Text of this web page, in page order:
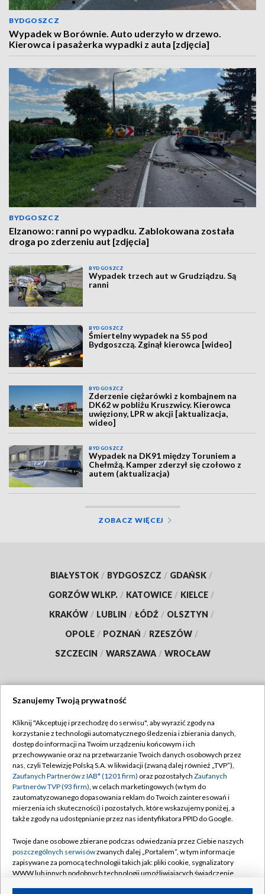
BYDGOSZCZ
Wypadek w Borównie. Auto uderzyło w drzewo.
Kierowca i pasażerka wypadki z auta [zdjęcia]
BYDGOSZCZ
Elzanowo: ranni po wypadku. Zablokowana została
droga po zderzeniu aut [zdjęcia]
BYDGOSZCZ
Wypadek trzech aut w Grudziądzu. Są
ranni
BYDGOSZCZ
Śmiertelny wypadek na S5 pod
Bydgoszczą. Zginął kierowca [wideo]
BYDGOSZCZ
Zderzenie ciężarówki z kombajnem na
DK62 w pobliżu Kruszwicy. Kierowca
uwięziony, LPR w akcji [aktualizacja,
wideo]
BYDGOSZCZ
Wypadek na DK91 między Toruniem a
Chełmżą. Kamper zderzył się czołowo z
autem (aktualizacja)
ZOBACZ WIĘCEJ
BIAŁYSTOK / BYDGOSZCZ / GDAŃSK /
GORZÓW WLKP. / KATOWICE / KIELCE /
KRAKÓW / LUBLIN / ŁÓDŹ / OLSZTYN /
OPOLE / POZNAŃ / RZESZÓW /
SZCZECIN / WARSZAWA / WROCŁAW
TVP
Abonament TVP
Emisja w TVP
Centrum informacji TVP
Naziemna Telewizja Cyfrowa
Rada Programowa
System NOS
Informacje o nadawcy
Regulamin TVP
Polityka prywatności
Moje zgody
Pomoc
Kontakt
Kanały
Szanujemy Twoją prywatność
Kliknij "Akceptuję i przechodzę do serwisu", aby wyrazić zgody na
korzystanie z technologii automatycznego śledzenia i zbierania danych,
dostęp do informacji na Twoim urządzeniu końcowym i ich
przechowywanie oraz na przetwarzanie Twoich danych osobowych przez
nas, czyli Telewizję Polską S.A. w likwidacji (zwaną dalej również „TVP”),
Zaufanych Partnerów z IAB* (1201 firm) oraz pozostałych Zaufanych
Partnerów TVP (93 firm), w celach marketingowych (w tym do
zautomatyzowanego dopasowania reklam do Twoich zainteresowań i
mierzenia ich skuteczności) i pozostałych, które wskazujemy poniżej, a
także zgody na udostępnianie przez nas identyfikatora PPID do Google.
Twoje dane osobowe zbierane podczas odwiedzania przez Ciebie naszych
poszczególnych serwisówzwanych dalej „Portalem”, w tym informacje
zapisywane za pomocą technologii takich jak: pliki cookie, sygnalizatory
WWW lub innych podobnych technologii umożliwiających świadczenie